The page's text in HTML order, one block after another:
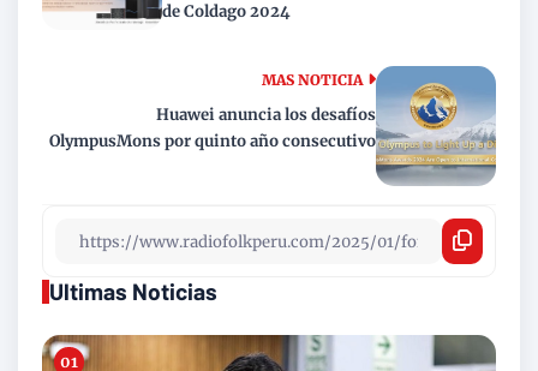
MAS NOTICIA
Huawei anuncia los desafíos
OlympusMons por quinto año consecutivo
de Coldago 2024
Ultimas Noticias